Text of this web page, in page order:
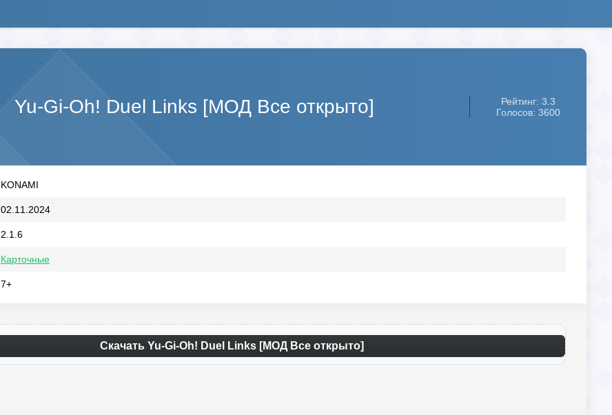
Yu-Gi-Oh! Duel Links [МОД Все открыто]
Рейтинг: 3.3
Голосов: 3600
KONAMI
02.11.2024
2.1.6
Карточные
7+
Скачать Yu-Gi-Oh! Duel Links [МОД Все открыто]